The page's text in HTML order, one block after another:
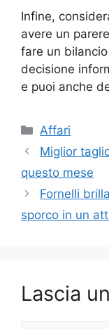
Infine,
avere un
fare un
decisione
e puoi anche
Categorie
Affari
Miglior
questo mese
Fornelli
sporco in un
Lascia